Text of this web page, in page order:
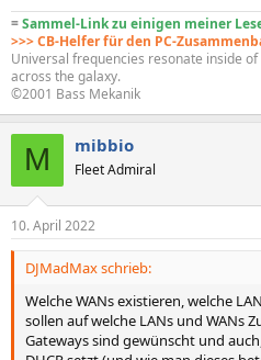
=Sammel-Link zu einigen meiner
>>> CB-Helfer für den PC-
Universal frequencies resonate inside
across the galaxy.
©2001 Bass Mekanik
M mibbio
Fleet Admiral
10. April 2022
DJMadMax schrieb:
Welche WANs existieren, welche
sollen auf welche LANs und WANs
Gateways sind gewünscht und